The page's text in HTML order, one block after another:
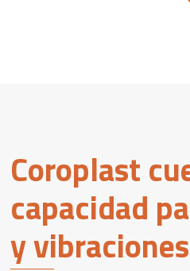
Coroplast
capacidad
y vibraciones